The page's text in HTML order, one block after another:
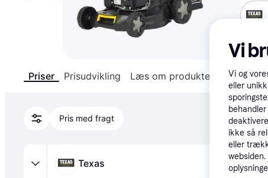
Priser Prisudvikling Læs om produktet
Pris med fragt
Texas
Vi
Vi og
eller
ikke så
eller